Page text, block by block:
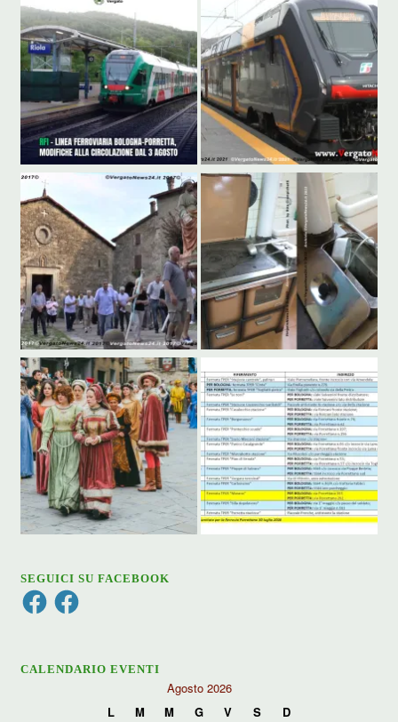
SEGUICI SU FACEBOOK
FacebookFacebook
CALENDARIO EVENTI
Agosto 2026
L
M M G V S
D